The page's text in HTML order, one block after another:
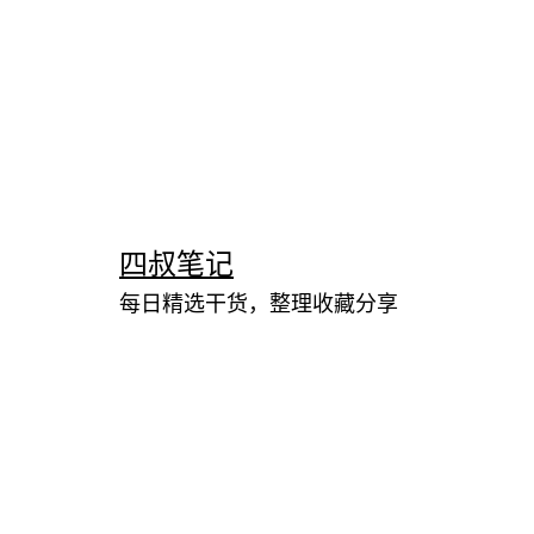
四叔笔记
每日精选干货，整理收藏分享